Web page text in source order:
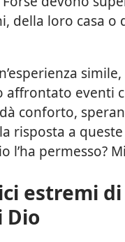
della loro casa o
affrontato eventi
conforto,
risposta a
l’ha permesso?
estremi
Dio